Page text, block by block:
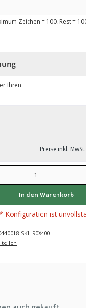
Zeichen = 100, Rest =
Ihren
Preise inkl.
gewünschten Wert ein oder benutze
In den Warenkorb
* Konfiguration ist
SKL-90X400
teilen